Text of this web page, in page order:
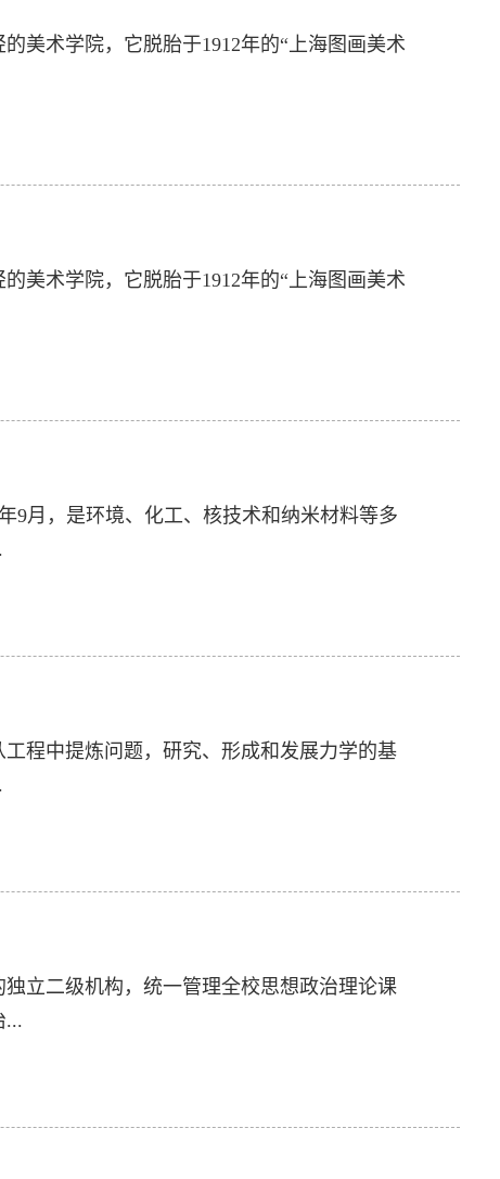
美术学院，它脱胎于1912年的“上海图画美术
美术学院，它脱胎于1912年的“上海图画美术
9月，是环境、化工、核技术和纳米材料等多
程中提炼问题，研究、形成和发展力学的基
立二级机构，统一管理全校思想政治理论课
...